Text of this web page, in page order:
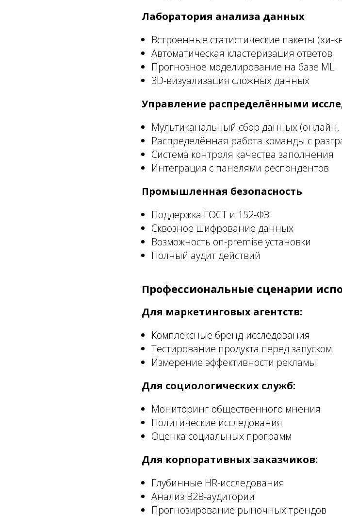
Лаборатория анализа данных
Встроенные статистические пакеты (хи-
Автоматическая кластеризация ответов
Прогнозное моделирование на базе ML
3D-визуализация сложных данных
Управление распределёнными
Мультиканальный сбор данных (онлайн,
Распределённая работа команды с
Система контроля качества заполнения
Интеграция с панелями респондентов
Промышленная безопасность
Поддержка ГОСТ и 152-ФЗ
Сквозное шифрование данных
Возможность on-premise установки
Полный аудит действий
Профессиональные сценарии
Для маркетинговых агентств:
Комплексные бренд-исследования
Тестирование продукта перед запуском
Измерение эффективности рекламы
Для социологических служб:
Мониторинг общественного мнения
Политические исследования
Оценка социальных программ
Для корпоративных заказчиков:
Глубинные HR-исследования
Анализ B2B-аудитории
Прогнозирование рыночных трендов